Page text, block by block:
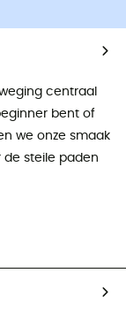
centraal
bent of
we onze smaak
de steile paden